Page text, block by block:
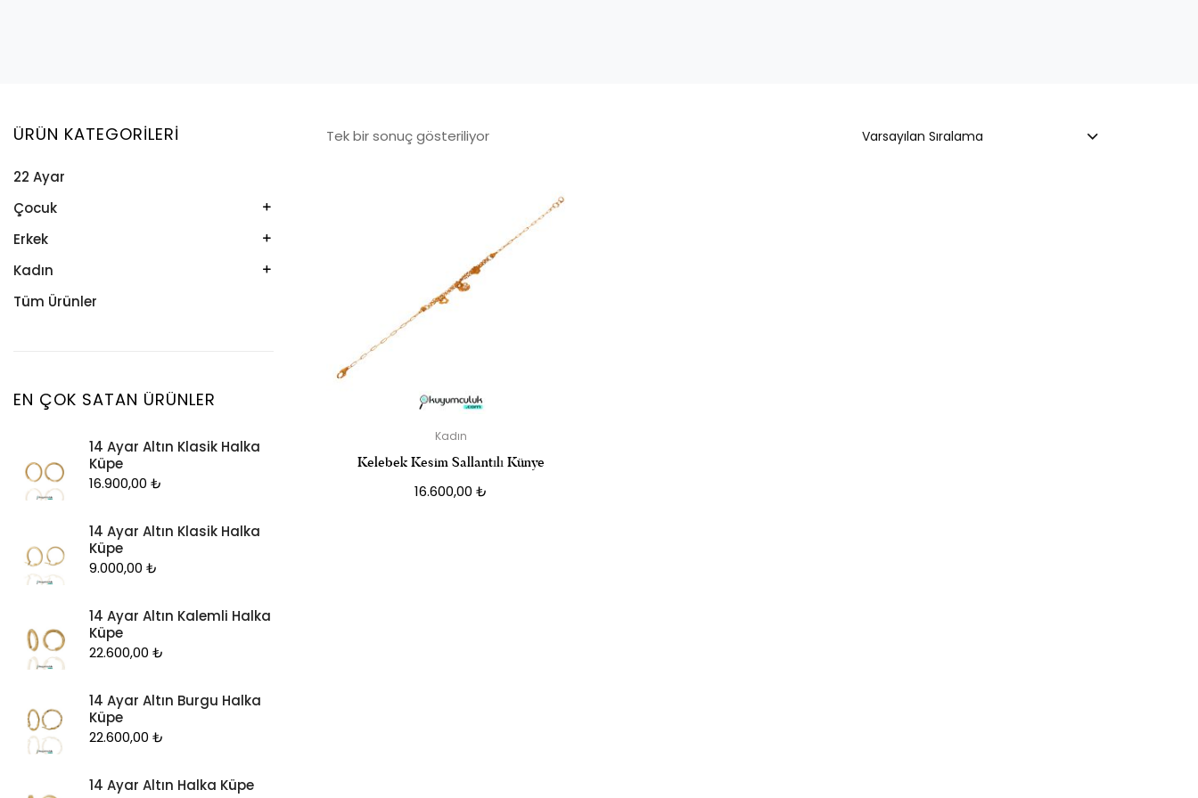
Tek bir sonuç gösteriliyor Varsayılan Sıralama
Kadın
Kelebek Kesim Sallantılı Künye
16.600,00₺
ÜRÜN KATEGORILERI
22 Ayar
Çocuk
Kelepçe
Kolye
Künye
Erkek
Kelepçe
Künye
Kadın
Bileklik
Küpe
Piercing
Şahmeran
Yüzük
Tüm Ürünler
EN ÇOK SATAN ÜRÜNLER
14 Ayar Altın Klasik Halka
Küpe
16.900,00 ₺
14 Ayar Altın Klasik Halka
Küpe
9.000,00 ₺
14 Ayar Altın Kalemli Halka
Küpe
22.600,00 ₺
14 Ayar Altın Burgu Halka
Küpe
22.600,00 ₺
14 Ayar Altın Halka Küpe